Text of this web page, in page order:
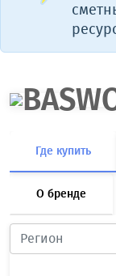
Где купить
О бренде